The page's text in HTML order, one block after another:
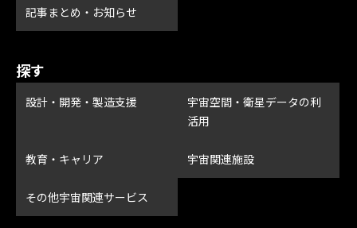
記事まとめ・お知らせ
探す
設計・開発・製造支援
宇宙空間・衛星データの利
活用
教育・キャリア 宇宙関連施設
その他宇宙関連サービス